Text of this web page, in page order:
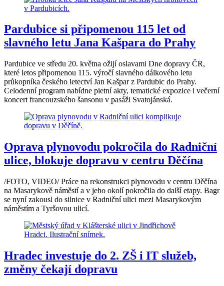
Pardubice si připomenou 115 let od
slavného letu Jana Kašpara do Prahy
Pardubice ve středu 20. května ožijí oslavami Dne dopravy ČR,
které letos připomenou 115. výročí slavného dálkového letu
průkopníka českého letectví Jan Kašpar z Pardubic do Prahy.
Celodenní program nabídne pietní akty, tematické expozice i večerní
koncert francouzského šansonu v pasáži Svatojánská.
Oprava plynovodu pokročila do Radniční
ulice, blokuje dopravu v centru Děčína
/FOTO, VIDEO/ Práce na rekonstrukci plynovodu v centru Děčína
na Masarykově náměstí a v jeho okolí pokročila do další etapy. Bagr
se nyní zakousl do silnice v Radniční ulici mezi Masarykovým
náměstím a Tyršovou ulicí.
Hradec investuje do 2. ZŠ i IT služeb,
změny čekají dopravu